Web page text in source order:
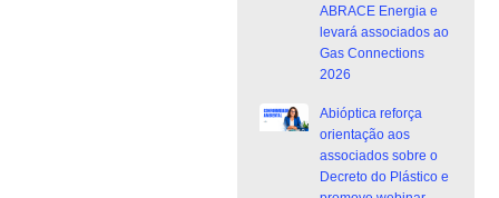
ABRACE Energia e
levará associados ao
Gas Connections
2026
Abióptica reforça
orientação aos
associados sobre o
Decreto do Plástico e